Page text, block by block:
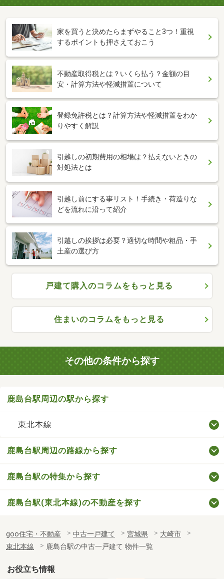
家を買うと決めたらまずやること3つ！重視
するポイントも押さえておこう
不動産取得税とは？いくら払う？金額の目
安・計算方法や軽減措置について
登録免許税とは？計算方法や軽減措置をわか
りやすく解説
引越しの初期費用の相場は？払えないときの
対処法とは
引越し前にする事リスト！手続き・荷造りな
どを流れに沿って紹介
引越しの挨拶は必要？適切な時間や粗品・手
土産の選び方
戸建て購入のコラムをもっと見る
住まいのコラムをもっと見る
その他の条件から探す
鹿島台駅周辺の駅から探す
東北本線
鹿島台駅周辺の路線から探す
鹿島台駅の特集から探す
鹿島台駅(東北本線)の不動産を探す
goo住宅・不動産 中古一戸建て 宮城県
大崎市
東北本線
鹿島台駅の中古一戸建て 物件一覧
お役立ち情報